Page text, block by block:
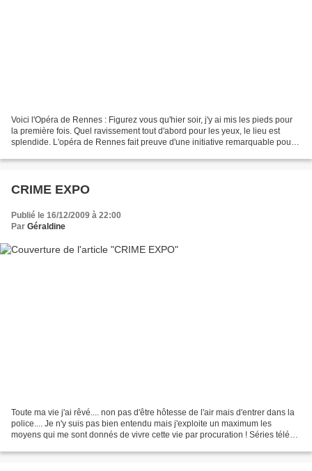
Voici l'Opéra de Rennes : Figurez vous qu'hier soir, j'y ai mis les pieds pour
la première fois. Quel ravissement tout d'abord pour les yeux, le lieu est
splendide. L'opéra de Rennes fait preuve d'une initiative remarquable pour
CRIME EXPO
Publié le 16/12/2009 à 22:00
Par Géraldine
Toute ma vie j'ai rêvé.... non pas d'être hôtesse de l'air mais d'entrer dans la
police.... Je n'y suis pas bien entendu mais j'exploite un maximum les
moyens qui me sont donnés de vivre cette vie par procuration ! Séries télé